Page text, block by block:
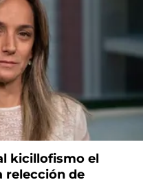
kicillofismo el
relección de